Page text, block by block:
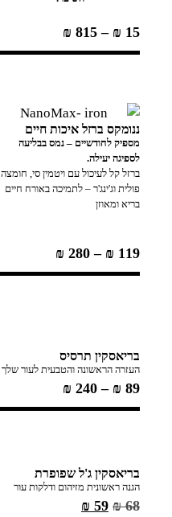
₪ 15
–
₪ 815
ננומקס ברזל איכות חיים
מספיק לחודשיים – נמס בבליעה
לספיגה יעילה.
ברזל קל לעיכול עם ויטמין סי, חומצה
פולית וג'ינג'ר – לתמיכה באורח חיים
בריא ומאוזן
₪ 119
–
₪ 280
בריאסקין תרסיס
העזרה הראשונה והטבעית לעור שלך
₪ 89
–
₪ 240
בריאסקין ג'ל שפופרת
הגנה ראשונית מזיהום ודלקות עור
₪68
₪ 59